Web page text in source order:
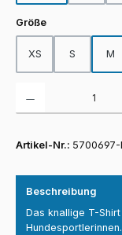
Größeauswählen
XS S M
Artikel-Nr.: 5700697-
Beschreibung
Das knallige T-